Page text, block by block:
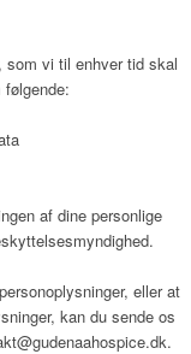
som vi til enhver tid skal
af dine personlige
eller at
kan du sende os